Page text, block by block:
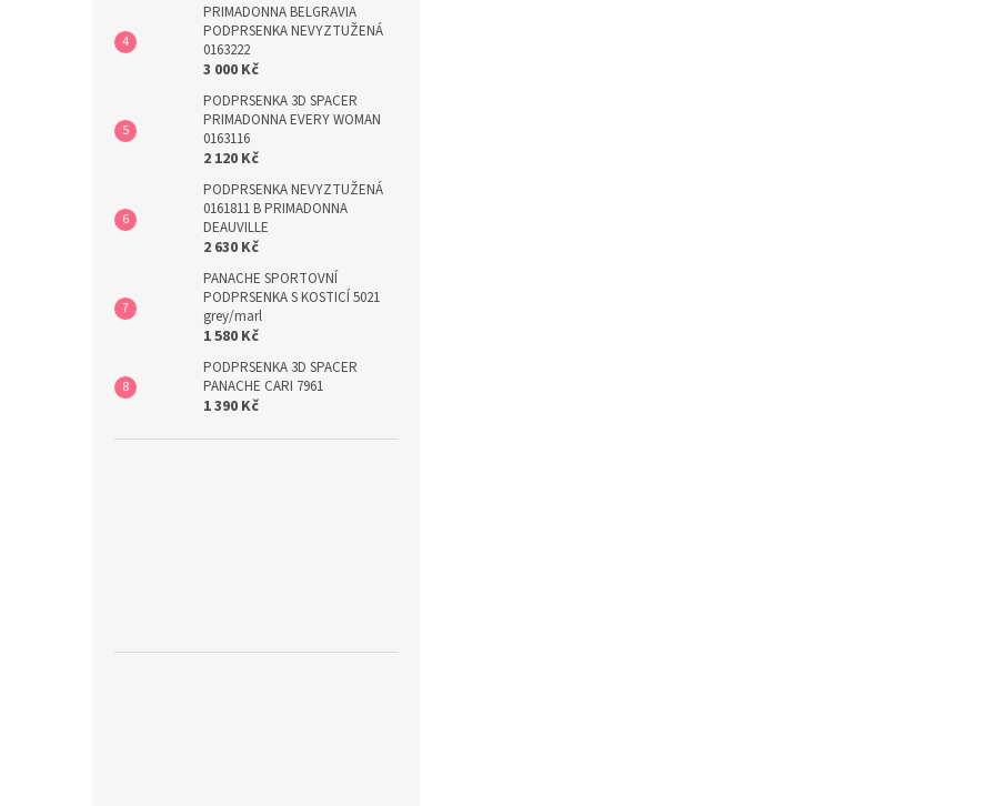
PRIMADONNA BELGRAVIA
PODPRSENKA NEVYZTUŽENÁ
0163222
3 000 Kč
PODPRSENKA 3D SPACER
PRIMADONNA EVERY WOMAN
0163116
2 120 Kč
PODPRSENKA NEVYZTUŽENÁ
0161811 B PRIMADONNA
DEAUVILLE
2 630 Kč
PANACHE SPORTOVNÍ
PODPRSENKA S KOSTICÍ 5021
grey/marl
1 580 Kč
PODPRSENKA 3D SPACER
PANACHE CARI 7961
1 390 Kč